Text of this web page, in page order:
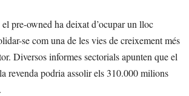
pre-owned ha deixat d’ocupar un lloc
se com una de les vies de creixement més
Diversos informes sectorials apunten que el
revenda podria assolir els 310.000 milions